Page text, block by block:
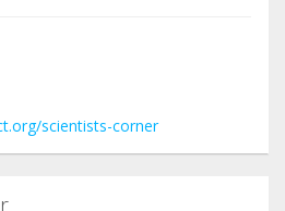
scientists-corner